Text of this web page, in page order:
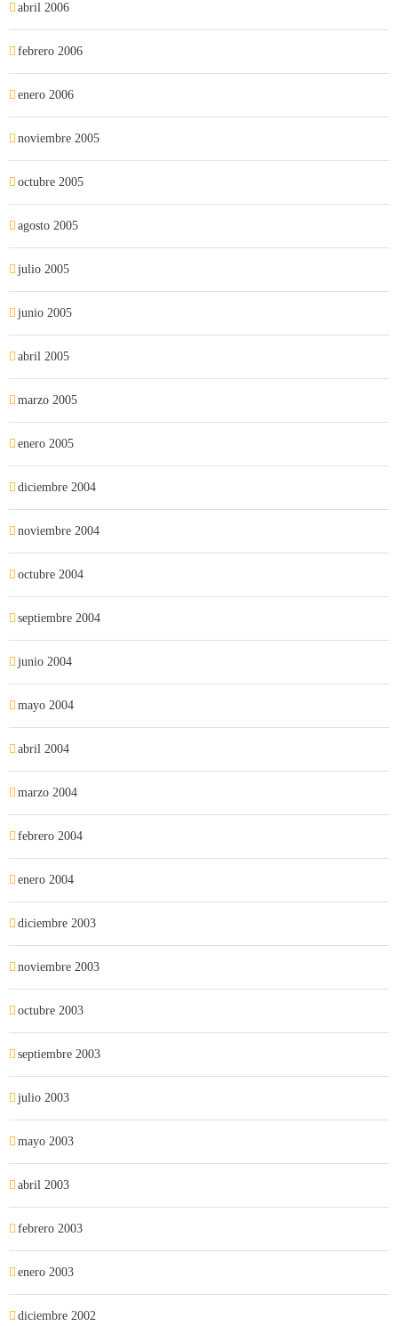
abril 2006
febrero 2006
enero 2006
noviembre 2005
octubre 2005
agosto 2005
julio 2005
junio 2005
abril 2005
marzo 2005
enero 2005
diciembre 2004
noviembre 2004
octubre 2004
septiembre 2004
junio 2004
mayo 2004
abril 2004
marzo 2004
febrero 2004
enero 2004
diciembre 2003
noviembre 2003
octubre 2003
septiembre 2003
julio 2003
mayo 2003
abril 2003
febrero 2003
enero 2003
diciembre 2002